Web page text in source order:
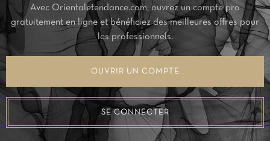
Avec Orientaletendance.com, ouvrez un compte pro
gratuitement en ligne et bénéficiez des meilleures offres pour
les professionnels.
OUVRIR UN COMPTE
SE CONNECTER